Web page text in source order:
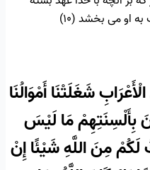
او مى ‏بخشد (۱۰)
شَغَلَتْنَا أَمْوَالُنَا
بِأَلْسِنَتِهِمْ مَا لَيْسَ
مِنَ اللَّهِ شَيْئًا إِنْ